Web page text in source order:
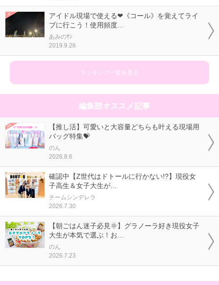
アイドル現場で使える❤《コール》を覚えてライ
ブに行こう！使用頻度...
あみのｻﾝ
2019.9.28
ランキング一覧を見る
編集部オススメ記事
【推し活】可愛いと大容量どちらも叶える現場用
バッグ特集💝
のん
2026.8.6
確認中【Z世代はドトールに行かない!?】現役女
子高生＆女子大生が...
チームシンデレラ
2026.7.30
【朝ごはん迷子必見🌞】グラノーラ好き現役女子
大生が本気で選ぶ！お...
のん
2026.7.23